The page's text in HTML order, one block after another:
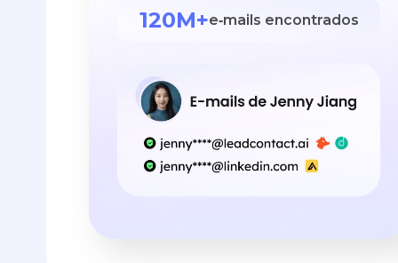
120M+e‑mails encontrados